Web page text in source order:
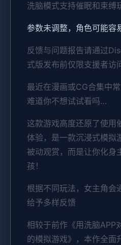
洗脑模式支持催眠和束缚
参数未调整，角色可能容
反馈与问题报告请通过
式版发布前仅限支援者访
最近在漫画或CG合集中常
难道你不想试试看吗…
这款游戏高度还原了使用
体验，是一款沉浸式模拟
被动观赏，而是让你化身
孩！
根据不同玩法，女主角会
给予多样反馈
相较于前作《用洗脑APP
的模拟游戏》，本作全面